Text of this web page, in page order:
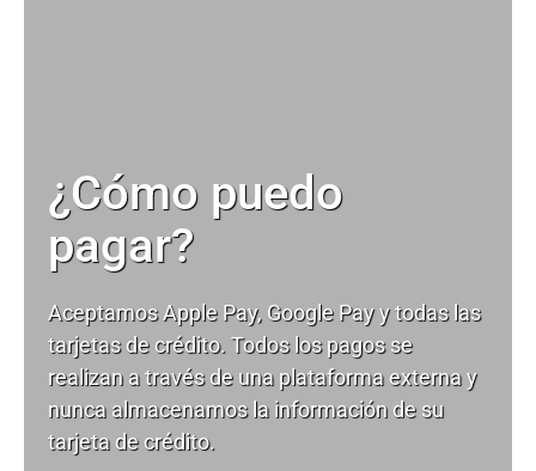
¿Cómo puedo
pagar?
Aceptamos Apple Pay, Google Pay y todas las
tarjetas de crédito. Todos los pagos se
realizan a través de una plataforma externa y
nunca almacenamos la información de su
tarjeta de crédito.